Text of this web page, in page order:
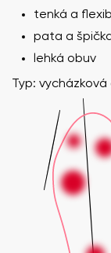
tenká a
pata a
lehká obuv
Typ: